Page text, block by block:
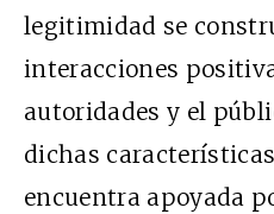
legitimidad se
interacciones
autoridades y el
dichas
encuentra apoyada